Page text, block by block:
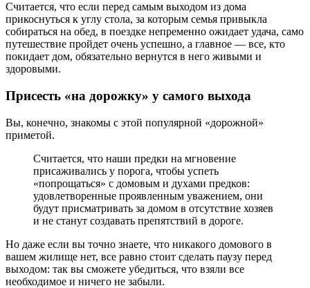
Считается, что если перед самым выходом из дома
прикоснуться к углу стола, за которым семья привыкла
собираться на обед, в поездке непременно ожидает удача, само
путешествие пройдет очень успешно, а главное — все, кто
покидает дом, обязательно вернутся в него живыми и
здоровыми.
Присесть «на дорожку» у самого выхода
Вы, конечно, знакомы с этой популярной «дорожной»
приметой.
Считается, что наши предки на мгновение
присаживались у порога, чтобы успеть
«попрощаться» с домовым и духами предков:
удовлетворенные проявленным уважением, они
будут присматривать за домом в отсутствие хозяев
и не станут создавать препятствий в дороге.
Но даже если вы точно знаете, что никакого домового в
вашем жилище нет, все равно стоит сделать паузу перед
выходом: так вы сможете убедиться, что взяли все
необходимое и ничего не забыли.